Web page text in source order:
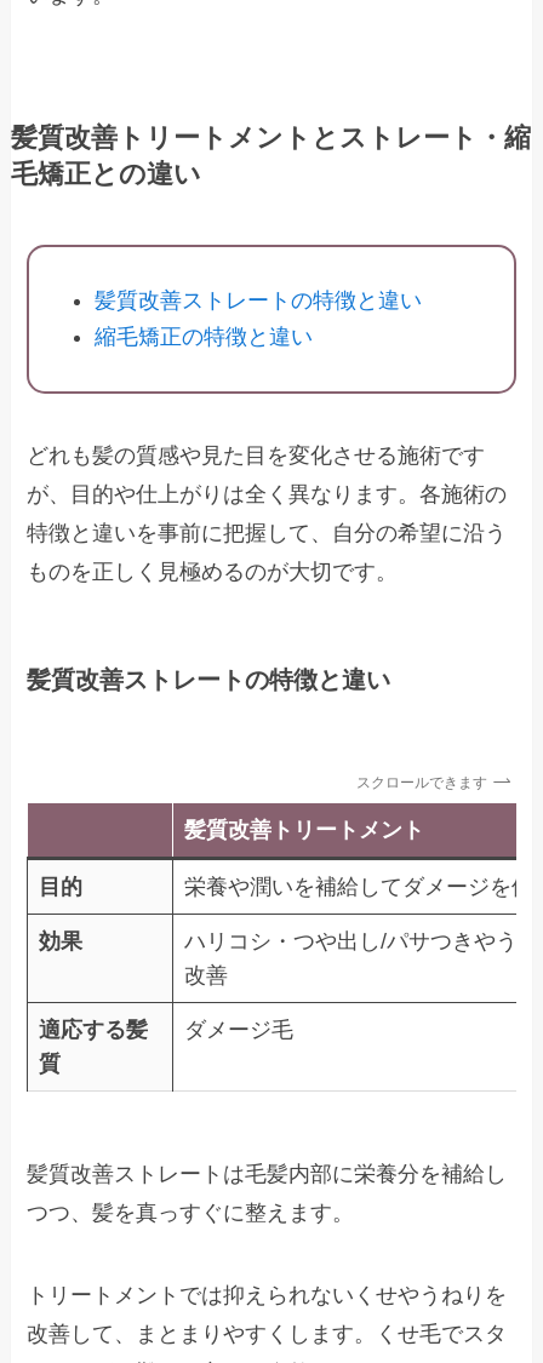
髪質改善トリートメントとストレート・縮
毛矯正との違い
髪質改善ストレートの特徴と違い
縮毛矯正の特徴と違い
どれも髪の質感や見た目を変化させる施術です
が、目的や仕上がりは全く異なります。各施術の
特徴と違いを事前に把握して、自分の希望に沿う
ものを正しく見極めるのが大切です。
髪質改善ストレートの特徴と違い
スクロールできます
髪質改善トリートメント
目的 栄養や潤いを補給してダメージを修
効果
ハリコシ・つや出し/パサつきやう
改善
適応する髪
質
ダメージ毛
髪質改善ストレートは毛髪内部に栄養分を補給し
つつ、髪を真っすぐに整えます。
トリートメントでは抑えられないくせやうねりを
改善して、まとまりやすくします。くせ毛でスタ